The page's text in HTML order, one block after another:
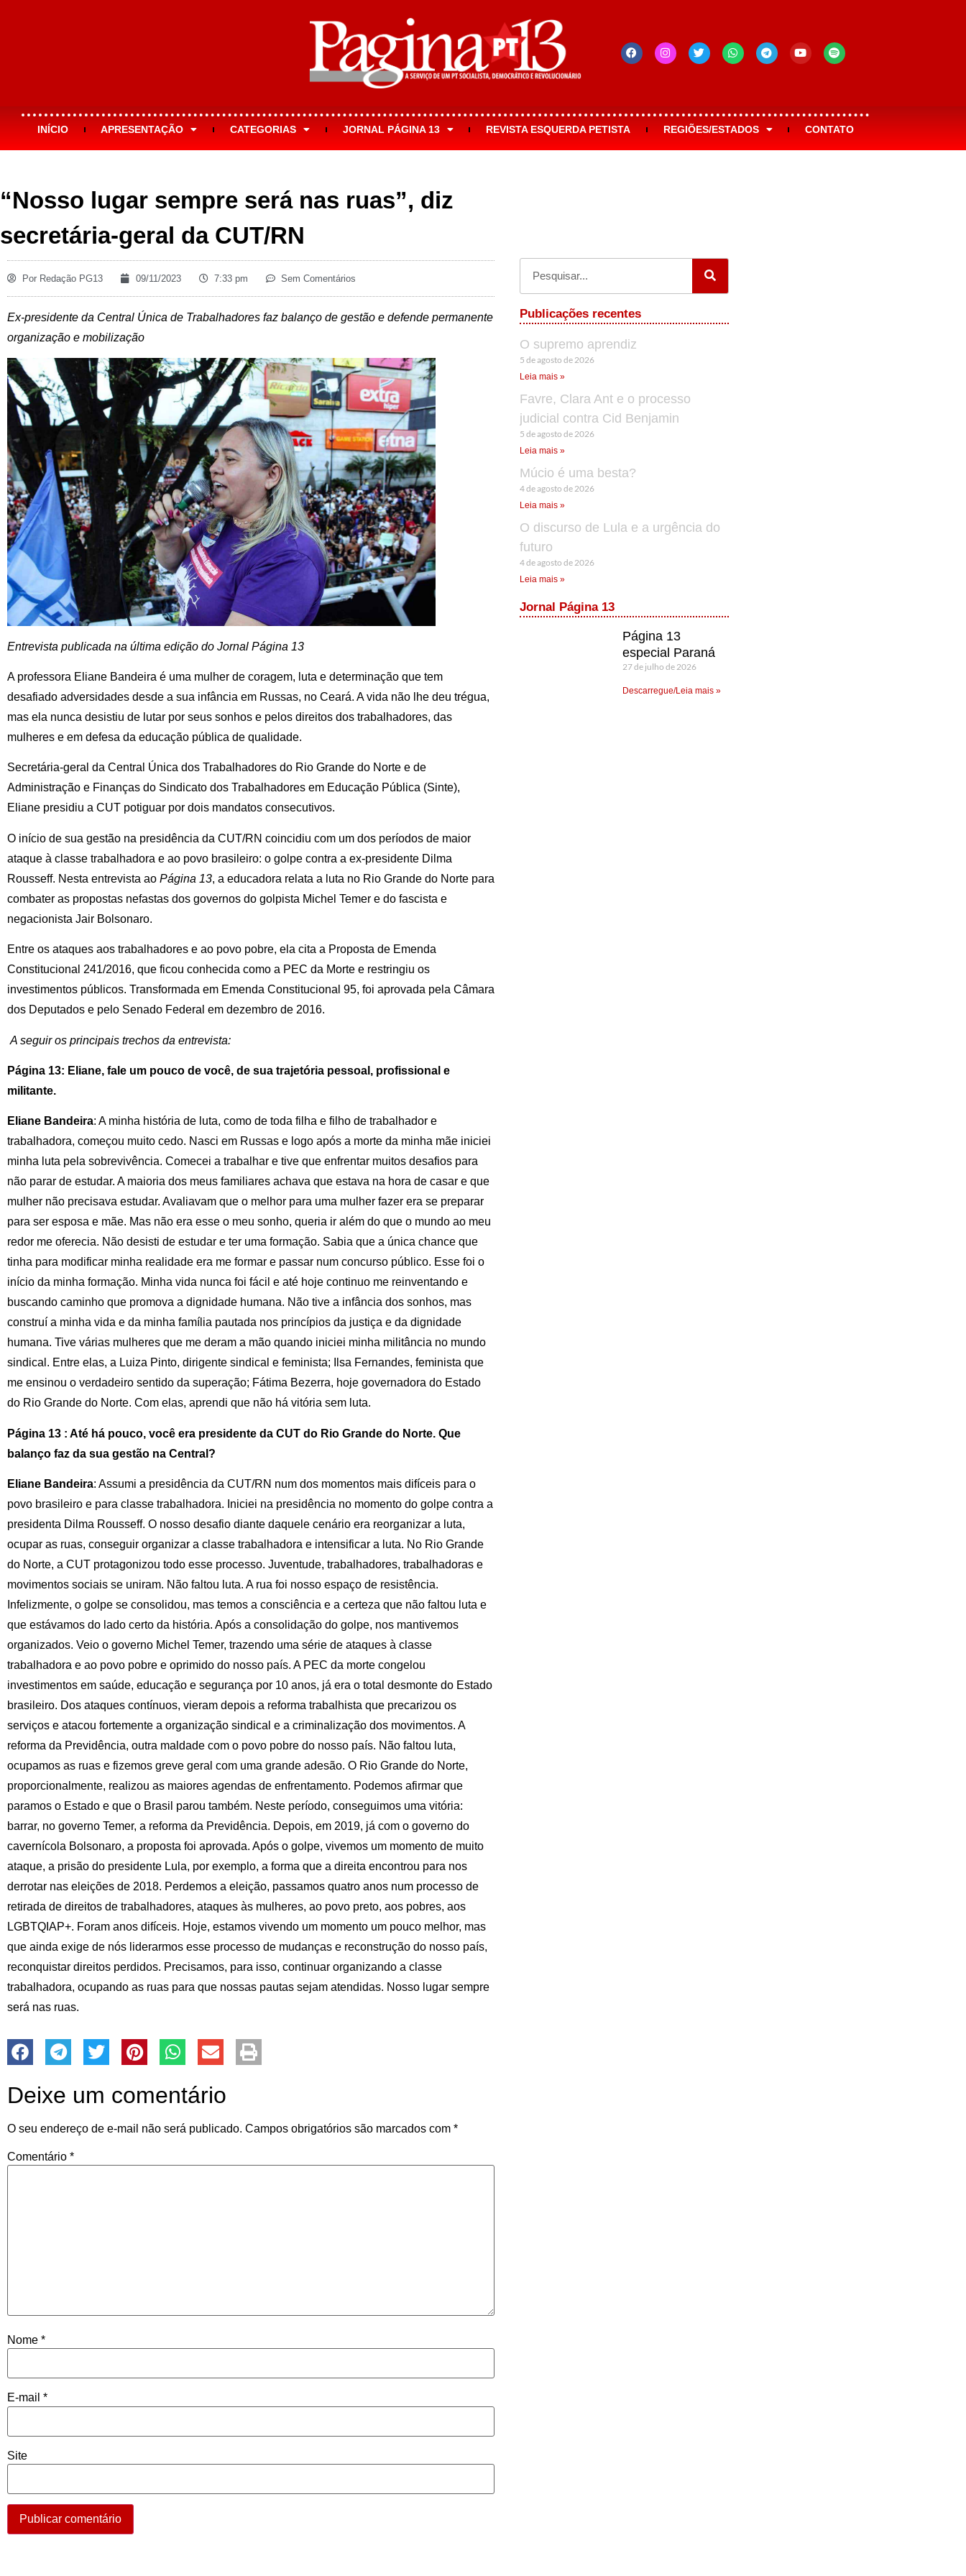
INÍCIO APRESENTAÇÃO CATEGORIAS JORNAL PÁGINA 13 REVISTA ESQUERDA PETISTA REGIÕES/ESTADOS CONTATO
“Nosso lugar sempre será nas ruas”, diz
secretária-geral da CUT/RN
Por Redação PG13 09/11/2023 7:33 pm Sem Comentários
Ex-presidente da Central Única de Trabalhadores faz balanço de gestão e defende permanente
organização e mobilização
Entrevista publicada na última edição do Jornal Página 13
A professora Eliane Bandeira é uma mulher de coragem, luta e determinação que tem
desafiado adversidades desde a sua infância em Russas, no Ceará. A vida não lhe deu trégua,
mas ela nunca desistiu de lutar por seus sonhos e pelos direitos dos trabalhadores, das
mulheres e em defesa da educação pública de qualidade.
Secretária-geral da Central Única dos Trabalhadores do Rio Grande do Norte e de
Administração e Finanças do Sindicato dos Trabalhadores em Educação Pública (Sinte),
Eliane presidiu a CUT potiguar por dois mandatos consecutivos.
O início de sua gestão na presidência da CUT/RN coincidiu com um dos períodos de maior
ataque à classe trabalhadora e ao povo brasileiro: o golpe contra a ex-presidente Dilma
Rousseff. Nesta entrevista ao Página 13, a educadora relata a luta no Rio Grande do Norte para
combater as propostas nefastas dos governos do golpista Michel Temer e do fascista e
negacionista Jair Bolsonaro.
Entre os ataques aos trabalhadores e ao povo pobre, ela cita a Proposta de Emenda
Constitucional 241/2016, que ficou conhecida como a PEC da Morte e restringiu os
investimentos públicos. Transformada em Emenda Constitucional 95, foi aprovada pela Câmara
dos Deputados e pelo Senado Federal em dezembro de 2016.
A seguir os principais trechos da entrevista:
Página 13: Eliane, fale um pouco de você, de sua trajetória pessoal, profissional e
militante.
Eliane Bandeira: A minha história de luta, como de toda filha e filho de trabalhador e
trabalhadora, começou muito cedo. Nasci em Russas e logo após a morte da minha mãe iniciei
minha luta pela sobrevivência. Comecei a trabalhar e tive que enfrentar muitos desafios para
não parar de estudar. A maioria dos meus familiares achava que estava na hora de casar e que
mulher não precisava estudar. Avaliavam que o melhor para uma mulher fazer era se preparar
para ser esposa e mãe. Mas não era esse o meu sonho, queria ir além do que o mundo ao meu
redor me oferecia. Não desisti de estudar e ter uma formação. Sabia que a única chance que
tinha para modificar minha realidade era me formar e passar num concurso público. Esse foi o
início da minha formação. Minha vida nunca foi fácil e até hoje continuo me reinventando e
buscando caminho que promova a dignidade humana. Não tive a infância dos sonhos, mas
construí a minha vida e da minha família pautada nos princípios da justiça e da dignidade
humana. Tive várias mulheres que me deram a mão quando iniciei minha militância no mundo
sindical. Entre elas, a Luiza Pinto, dirigente sindical e feminista; Ilsa Fernandes, feminista que
me ensinou o verdadeiro sentido da superação; Fátima Bezerra, hoje governadora do Estado
do Rio Grande do Norte. Com elas, aprendi que não há vitória sem luta.
Página 13 : Até há pouco, você era presidente da CUT do Rio Grande do Norte. Que
balanço faz da sua gestão na Central?
Eliane Bandeira: Assumi a presidência da CUT/RN num dos momentos mais difíceis para o
povo brasileiro e para classe trabalhadora. Iniciei na presidência no momento do golpe contra a
presidenta Dilma Rousseff. O nosso desafio diante daquele cenário era reorganizar a luta,
ocupar as ruas, conseguir organizar a classe trabalhadora e intensificar a luta. No Rio Grande
do Norte, a CUT protagonizou todo esse processo. Juventude, trabalhadores, trabalhadoras e
movimentos sociais se uniram. Não faltou luta. A rua foi nosso espaço de resistência.
Infelizmente, o golpe se consolidou, mas temos a consciência e a certeza que não faltou luta e
que estávamos do lado certo da história. Após a consolidação do golpe, nos mantivemos
organizados. Veio o governo Michel Temer, trazendo uma série de ataques à classe
trabalhadora e ao povo pobre e oprimido do nosso país. A PEC da morte congelou
investimentos em saúde, educação e segurança por 10 anos, já era o total desmonte do Estado
brasileiro. Dos ataques contínuos, vieram depois a reforma trabalhista que precarizou os
serviços e atacou fortemente a organização sindical e a criminalização dos movimentos. A
reforma da Previdência, outra maldade com o povo pobre do nosso país. Não faltou luta,
ocupamos as ruas e fizemos greve geral com uma grande adesão. O Rio Grande do Norte,
proporcionalmente, realizou as maiores agendas de enfrentamento. Podemos afirmar que
paramos o Estado e que o Brasil parou também. Neste período, conseguimos uma vitória:
barrar, no governo Temer, a reforma da Previdência. Depois, em 2019, já com o governo do
cavernícola Bolsonaro, a proposta foi aprovada. Após o golpe, vivemos um momento de muito
ataque, a prisão do presidente Lula, por exemplo, a forma que a direita encontrou para nos
derrotar nas eleições de 2018. Perdemos a eleição, passamos quatro anos num processo de
retirada de direitos de trabalhadores, ataques às mulheres, ao povo preto, aos pobres, aos
LGBTQIAP+. Foram anos difíceis. Hoje, estamos vivendo um momento um pouco melhor, mas
que ainda exige de nós liderarmos esse processo de mudanças e reconstrução do nosso país,
reconquistar direitos perdidos. Precisamos, para isso, continuar organizando a classe
trabalhadora, ocupando as ruas para que nossas pautas sejam atendidas. Nosso lugar sempre
será nas ruas.
Deixe um comentário
O seu endereço de e-mail não será publicado. Campos obrigatórios são marcados com *
Comentário *
Nome *
E-mail *
Site
Publicações recentes
O supremo aprendiz
5 de agosto de 2026
Leia mais »
Favre, Clara Ant e o processo
judicial contra Cid Benjamin
5 de agosto de 2026
Leia mais »
Múcio é uma besta?
4 de agosto de 2026
Leia mais »
O discurso de Lula e a urgência do
futuro
4 de agosto de 2026
Leia mais »
Jornal Página 13
Página 13
especial Paraná
27 de julho de 2026
Descarregue/Leia mais »